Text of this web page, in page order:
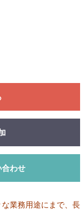
合わせ
業務用途にまで、長